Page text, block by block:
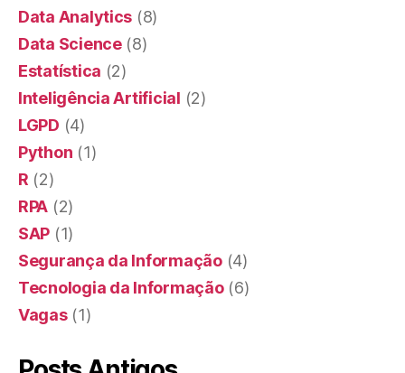
Data Analytics (8)
Data Science(8)
Estatística (2)
Inteligência Artificial (2)
LGPD (4)
Python (1)
R (2)
RPA (2)
SAP (1)
Segurança da Informação(4)
Tecnologia da Informação(6)
Vagas(1)